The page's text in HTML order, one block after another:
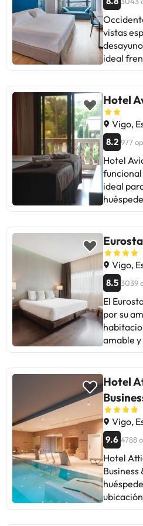
incluyen
incluyen
de
en viaje
contar
para
cómoda
vistas
ideal
personal
con
ocio.
Hotel
Vigo,
8.2 977
Hotel
ideal
Algunos
de
falta de
personal,
traslado
vuelos
para
Vigo,
8.5 3039
El
por su
amable
general,
servicio.
relajante!
Hotel
Vigo,
9.6 4788
Hotel
Business